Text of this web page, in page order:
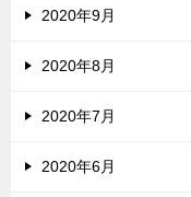
2020年9月
2020年8月
2020年7月
2020年6月